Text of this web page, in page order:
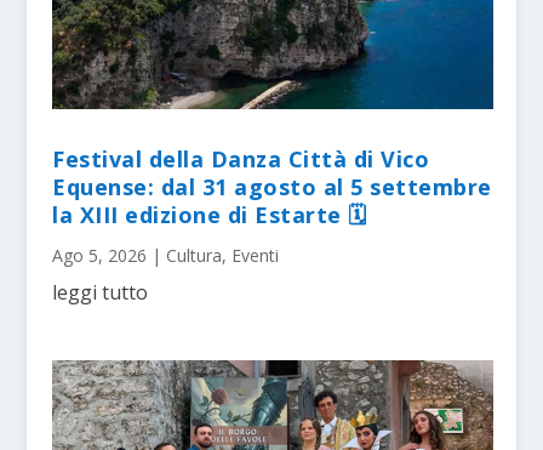
Festival della Danza Città di Vico
Equense: dal 31 agosto al 5 settembre
la XIII edizione di Estarte 🗓
Ago 5, 2026 | Cultura, Eventi
leggi tutto